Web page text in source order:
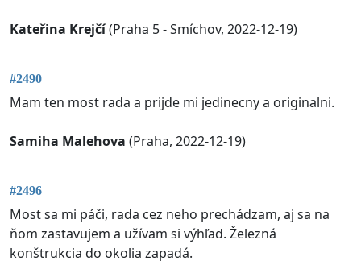
Kateřina Krejčí(Praha 5 - Smíchov, 2022-12-19)
#2490
Mam ten most rada a prijde mi jedinecny a originalni.
Samiha Malehova (Praha, 2022-12-19)
#2496
Most sa mi páči, rada cez neho prechádzam, aj sa na
ňom zastavujem a užívam si výhľad. Železná
konštrukcia do okolia zapadá.